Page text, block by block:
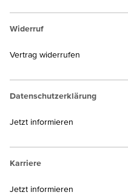
Widerruf
Vertrag widerrufen
Datenschutzerklärung
Jetzt informieren
Karriere
Jetzt informieren